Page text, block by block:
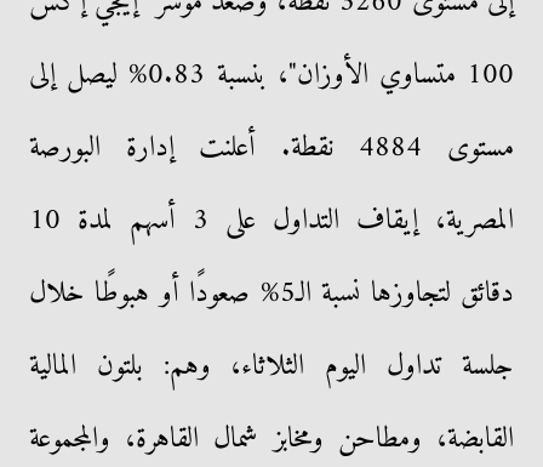
100 متساوي الأوزان"، بنسبة 0.83% ليصل إلى
مستوى 4884 نقطة. أعلنت إدارة البورصة
المصرية، إيقاف التداول على 3 أسهم لمدة 10
دقائق لتجاوزها نسبة الـ5% صعودًا أو هبوطًا خلال
جلسة تداول اليوم الثلاثاء، وهم: بلتون المالية
القابضة، ومطاحن ومخابز شمال القاهرة، والمجموعة